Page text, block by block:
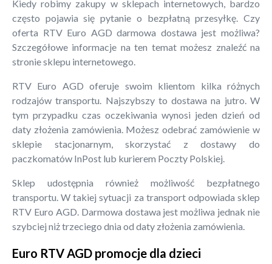
Kiedy robimy zakupy w sklepach internetowych, bardzo
często pojawia się pytanie o bezpłatną przesyłkę. Czy
oferta RTV Euro AGD darmowa dostawa jest możliwa?
Szczegółowe informacje na ten temat możesz znaleźć na
stronie sklepu internetowego.
RTV Euro AGD oferuje swoim klientom kilka różnych
rodzajów transportu. Najszybszy to dostawa na jutro. W
tym przypadku czas oczekiwania wynosi jeden dzień od
daty złożenia zamówienia. Możesz odebrać zamówienie w
sklepie stacjonarnym, skorzystać z dostawy do
paczkomatów InPost lub kurierem Poczty Polskiej.
Sklep udostępnia również możliwość bezpłatnego
transportu. W takiej sytuacji za transport odpowiada sklep
RTV Euro AGD. Darmowa dostawa jest możliwa jednak nie
szybciej niż trzeciego dnia od daty złożenia zamówienia.
Euro RTV AGD promocje dla dzieci